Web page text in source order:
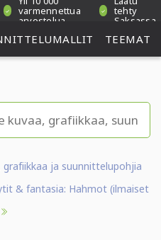
varmennettua
arvostelua
tehty
Saksassa
TEEMAT
grafiikkaa ja suunnittelupohjia
& fantasia: Hahmot (ilmaiset